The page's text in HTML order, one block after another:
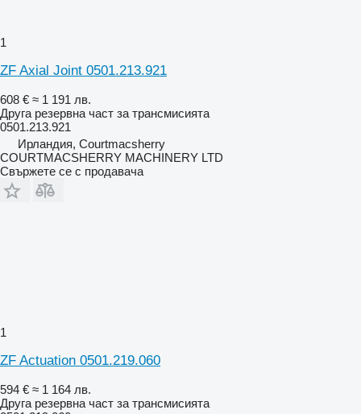
1
ZF Axial Joint 0501.213.921
608 € ≈ 1 191 лв.
Друга резервна част за трансмисията
0501.213.921
Ирландия, Courtmacsherry
COURTMACSHERRY MACHINERY LTD
Свържете се с продавача
1
ZF Actuation 0501.219.060
594 € ≈ 1 164 лв.
Друга резервна част за трансмисията